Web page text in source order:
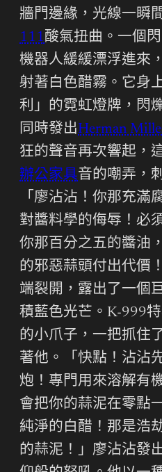
牆門邊緣，光線一瞬
111酸氣扭曲。一個
機器人緩緩漂浮進來
射著白色醋霧。它身
利」的霓虹燈牌，閃
同時發出Herman
狂的聲音再次響起，
辦公家具音的嘲弄，
「廖沾沾！你那充滿
對醬料學的侮辱！必
你那百分之五的醬油
的邪惡蒜頭付出代價
端裂開，露出了一個
積藍色光芒。K-999
的小爪子，一把抓住
著他。「快點！沾沾
炮！專門用來溶解有
會把你的蒜泥在零點
純淨的白醋！那是浩
的蒜泥！」廖沾沾發